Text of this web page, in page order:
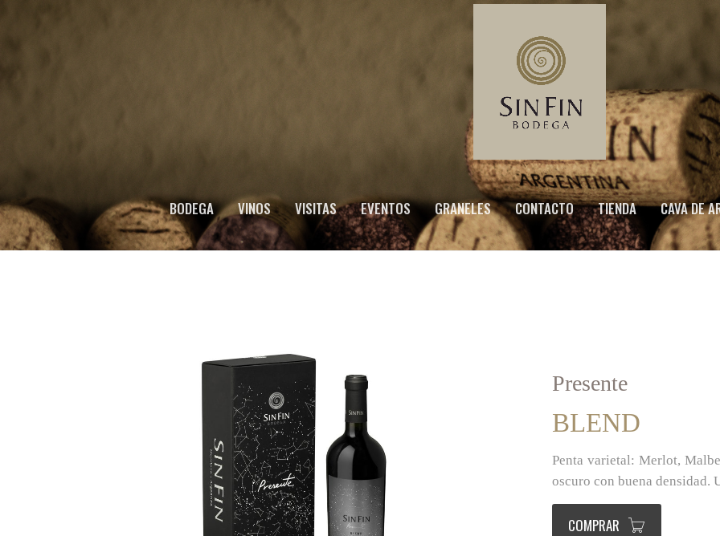
BODEGA VINOS VISITAS EVENTOS GRANELES CONTACTO TIENDA CAVA DE
Presente
BLEND
Penta varietal: Merlot,
oscuro con buena densidad.
COMPRAR